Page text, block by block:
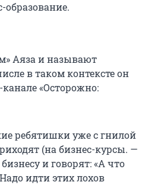
Аяза и называют
в таком контексте он
«Осторожно:
ребятишки уже с гнилой
(на бизнес-курсы. —
и говорят: «А что
идти этих лохов